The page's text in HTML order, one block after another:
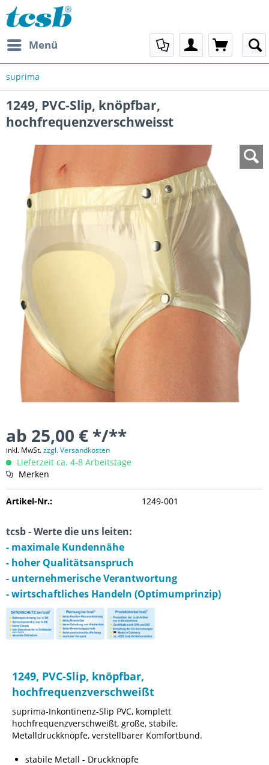
Menü
suprima
1249, PVC-Slip, knöpfbar,
hochfrequenzverschweisst
ab 25,00 € */**
inkl. MwSt.zzgl. Versandkosten
Lieferzeit ca. 4-8 Arbeitstage
Merken
Artikel-Nr.: 1249-001
tcsb - Werte die uns leiten:
- maximale Kundennähe
- hoher Qualitätsanspruch
- unternehmerische Verantwortung
- wirtschaftliches Handeln (Optimumprinzip)
1249, PVC-Slip, knöpfbar,
hochfrequenzverschweißt
suprima-Inkontinenz-Slip PVC, komplett
hochfrequenzverschweißt, große, stabile,
Metalldruckknöpfe, verstellbarer Komfortbund.
stabile Metall - Druckknöpfe